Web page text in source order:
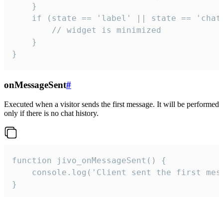
    }
if (state == 'label' || state ==
        // widget is minimized
    }
}
onMessageSent#
Executed when a visitor sends the first message. It will be performed
only if there is no chat history.
function jivo_onMessageSent() {
console.log('Client sent the first
}